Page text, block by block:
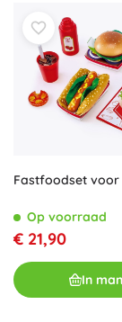
Fastfoodset voor
Op voorraad
€ 21,90
In